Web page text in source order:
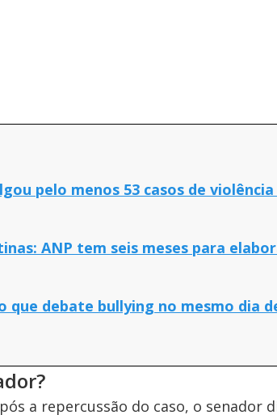
pelo menos 53 casos de
ANP tem seis meses para
que debate bullying no mesmo dia
a repercussão do caso, o senador